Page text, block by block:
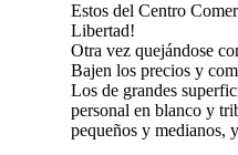
Estos del Centro
Libertad!
Otra vez quejándose
Bajen los precios y
Los de grandes
personal en blanco y
pequeños y medianos,